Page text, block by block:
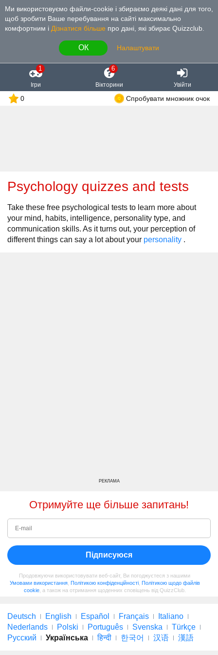
Ми використовуємо файли-cookie і збираємо деякі дані для того,
щоб зробити Ваше перебування на сайті максимально
комфортним і Дізнатися більше про дані, які збирає Quizzclub.
ОК Налаштувати
1
Ігри
6
Вікторини Увійти
0 Спробувати множник очок
Psychology quizzes and tests
Take these free psychological tests to learn more about
your mind, habits, intelligence, personality type, and
communication skills. As it turns out, your perception of
different things can say a lot about your personality .
РЕКЛАМА
Отримуйте ще більше запитань!
Підписуюся
Продовжуючи використовувати веб-сайт, Ви погоджуєтеся з нашими
Умовами використання, Політикою конфіденційності, Політикою щодо файлів
cookie, а також на отримання щоденних сповіщень від QuizzClub.
Deutsch English Español Français
Italiano
Nederlands
Polski Português Svenska
Türkçe
Русский
Українська हिन्दी 한국어 汉语 漢語